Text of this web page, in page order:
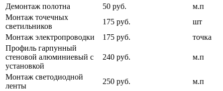
Демонтаж полотна 50 руб.
м.п
Монтаж точечных
светильников
175 руб.
шт
Монтаж электропроводки
175 руб.
точка
Профиль гарпунный
стеновой алюминиевый с
установкой
240 руб. м.п
Монтаж светодиодной
ленты
250 руб.
м.п